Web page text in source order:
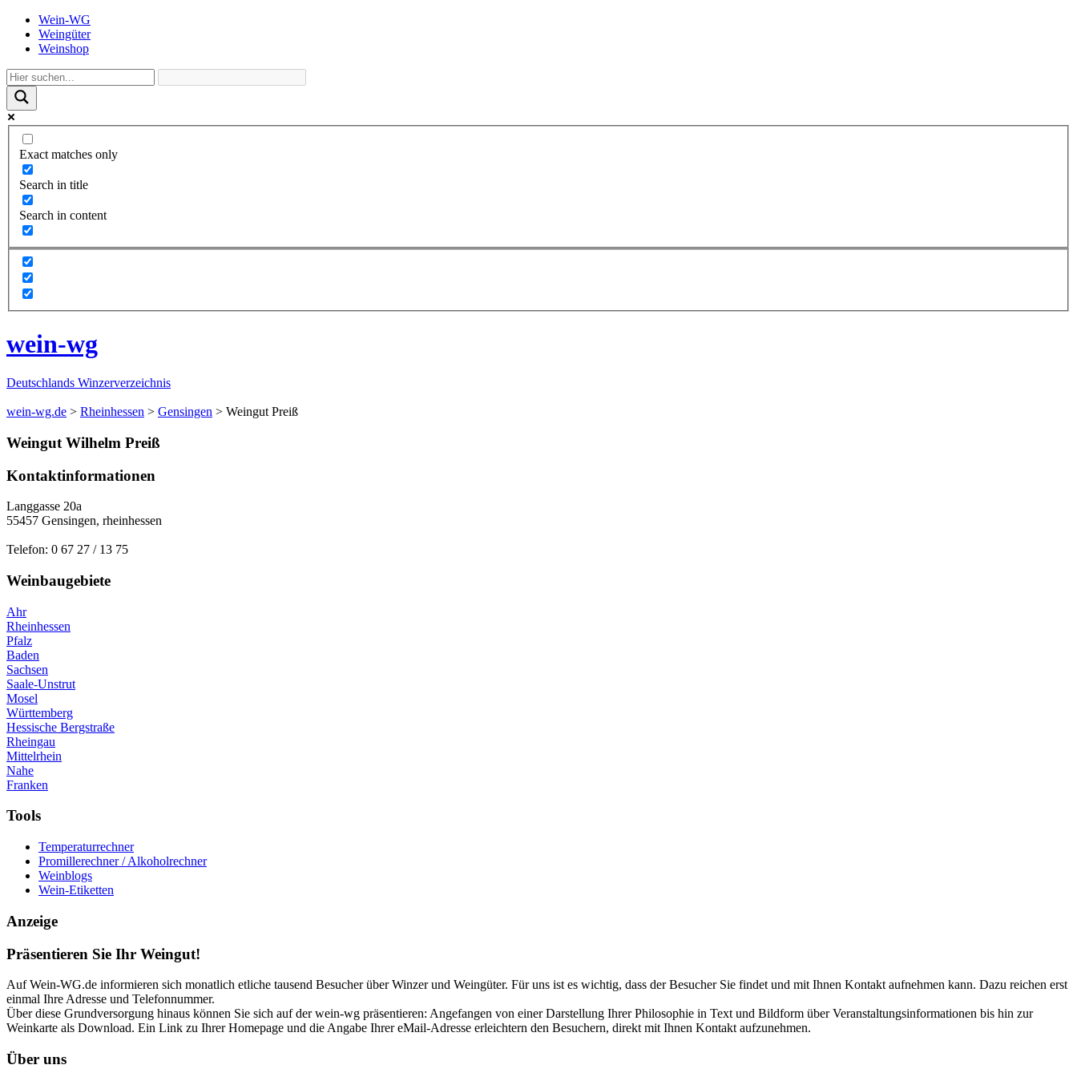
Wein-WG
Weingüter
Weinshop
Exact matches only
Search in title
Search in content
wein-wg
Deutschlands Winzerverzeichnis
wein-wg.de > Rheinhessen > Gensingen > Weingut Preiß
Weingut Wilhelm Preiß
Kontaktinformationen
Langgasse 20a
55457 Gensingen, rheinhessen
Telefon: 0 67 27 / 13 75
Weinbaugebiete
Ahr
Rheinhessen
Pfalz
Baden
Sachsen
Saale-Unstrut
Mosel
Württemberg
Hessische Bergstraße
Rheingau
Mittelrhein
Nahe
Franken
Tools
Temperaturrechner
Promillerechner / Alkoholrechner
Weinblogs
Wein-Etiketten
Anzeige
Präsentieren Sie Ihr Weingut!
Auf Wein-WG.de informieren sich monatlich etliche tausend Besucher über Winzer und Weingüter. Für uns ist es wichtig, dass der Besucher Sie findet und mit Ihnen Kontakt aufnehmen kann. Dazu reichen erst
einmal Ihre Adresse und Telefonnummer.
Über diese Grundversorgung hinaus können Sie sich auf der wein-wg präsentieren: Angefangen von einer Darstellung Ihrer Philosophie in Text und Bildform über Veranstaltungsinformationen bis hin zur
Weinkarte als Download. Ein Link zu Ihrer Homepage und die Angabe Ihrer eMail-Adresse erleichtern den Besuchern, direkt mit Ihnen Kontakt aufzunehmen.
Über uns